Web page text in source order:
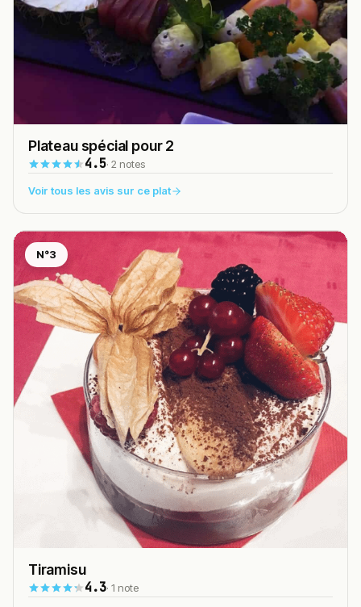
Plateau spécial pour 2
4.5· 2 notes
Voir tous les avis sur ce plat
N°3
Tiramisu
4.3· 1 note